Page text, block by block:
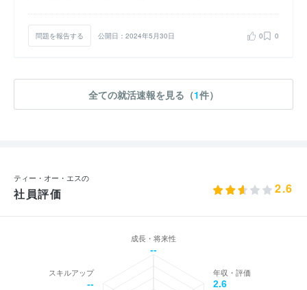
問題を報告する 公開日：2024年5月30日 0 0
全ての就活速報を見る（1件）
ティー・オー・エスの
社員評価 2.6
成長・将来性
--
年収・評価
2.6
スキルアップ
--